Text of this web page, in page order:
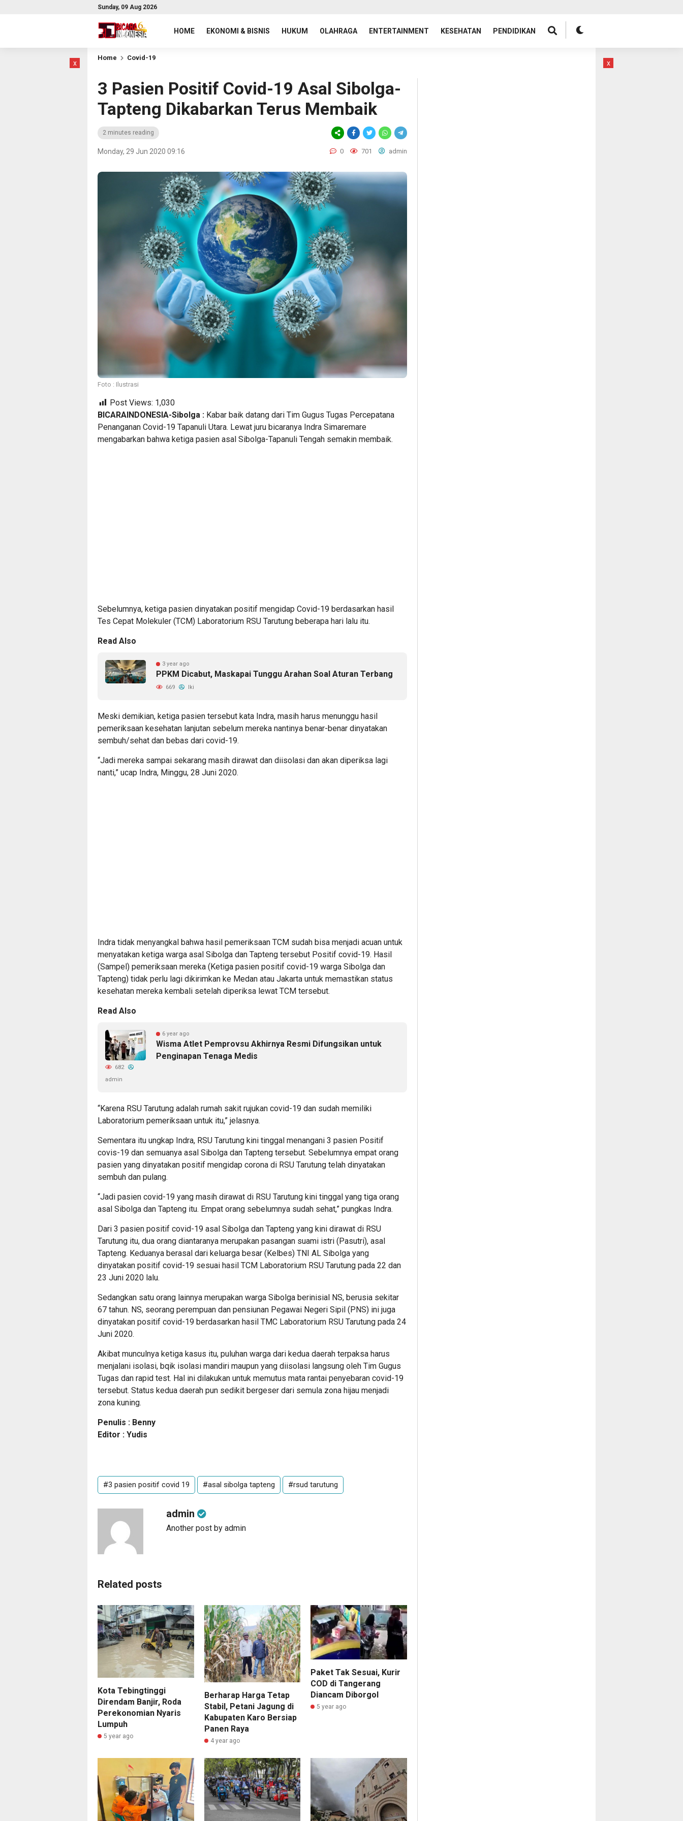
Sunday, 09 Aug 2026
HOME EKONOMI & BISNIS HUKUM OLAHRAGA ENTERTAINMENT KESEHATAN PENDIDIKAN
x
Home Covid-19
3 Pasien Positif Covid-19 Asal Sibolga-
Tapteng Dikabarkan Terus Membaik
2 minutes reading
Monday, 29 Jun 2020 09:16 0 701 admin
Foto : Ilustrasi
Post Views: 1,030
BICARAINDONESIA-Sibolga : Kabar baik datang dari Tim Gugus Tugas Percepatana
Penanganan Covid-19 Tapanuli Utara. Lewat juru bicaranya Indra Simaremare
mengabarkan bahwa ketiga pasien asal Sibolga-Tapanuli Tengah semakin membaik.
Sebelumnya, ketiga pasien dinyatakan positif mengidap Covid-19 berdasarkan hasil
Tes Cepat Molekuler (TCM) Laboratorium RSU Tarutung beberapa hari lalu itu.
Read Also
3 year ago
PPKM Dicabut, Maskapai Tunggu Arahan Soal Aturan Terbang
669 Iki
Meski demikian, ketiga pasien tersebut kata Indra, masih harus menunggu hasil
pemeriksaan kesehatan lanjutan sebelum mereka nantinya benar-benar dinyatakan
sembuh/sehat dan bebas dari covid-19.
“Jadi mereka sampai sekarang masih dirawat dan diisolasi dan akan diperiksa lagi
nanti,” ucap Indra, Minggu, 28 Juni 2020.
Indra tidak menyangkal bahwa hasil pemeriksaan TCM sudah bisa menjadi acuan untuk
menyatakan ketiga warga asal Sibolga dan Tapteng tersebut Positif covid-19. Hasil
(Sampel) pemeriksaan mereka (Ketiga pasien positif covid-19 warga Sibolga dan
Tapteng) tidak perlu lagi dikirimkan ke Medan atau Jakarta untuk memastikan status
kesehatan mereka kembali setelah diperiksa lewat TCM tersebut.
Read Also
6 year ago
Wisma Atlet Pemprovsu Akhirnya Resmi Difungsikan untuk
Penginapan Tenaga Medis
682
admin
“Karena RSU Tarutung adalah rumah sakit rujukan covid-19 dan sudah memiliki
Laboratorium pemeriksaan untuk itu,” jelasnya.
Sementara itu ungkap Indra, RSU Tarutung kini tinggal menangani 3 pasien Positif
covis-19 dan semuanya asal Sibolga dan Tapteng tersebut. Sebelumnya empat orang
pasien yang dinyatakan positif mengidap corona di RSU Tarutung telah dinyatakan
sembuh dan pulang.
“Jadi pasien covid-19 yang masih dirawat di RSU Tarutung kini tinggal yang tiga orang
asal Sibolga dan Tapteng itu. Empat orang sebelumnya sudah sehat,” pungkas Indra.
Dari 3 pasien positif covid-19 asal Sibolga dan Tapteng yang kini dirawat di RSU
Tarutung itu, dua orang diantaranya merupakan pasangan suami istri (Pasutri), asal
Tapteng. Keduanya berasal dari keluarga besar (Kelbes) TNI AL Sibolga yang
dinyatakan positif covid-19 sesuai hasil TCM Laboratorium RSU Tarutung pada 22 dan
23 Juni 2020 lalu.
Sedangkan satu orang lainnya merupakan warga Sibolga berinisial NS, berusia sekitar
67 tahun. NS, seorang perempuan dan pensiunan Pegawai Negeri Sipil (PNS) ini juga
dinyatakan positif covid-19 berdasarkan hasil TMC Laboratorium RSU Tarutung pada 24
Juni 2020.
Akibat munculnya ketiga kasus itu, puluhan warga dari kedua daerah terpaksa harus
menjalani isolasi, bqik isolasi mandiri maupun yang diisolasi langsung oleh Tim Gugus
Tugas dan rapid test. Hal ini dilakukan untuk memutus mata rantai penyebaran covid-19
tersebut. Status kedua daerah pun sedikit bergeser dari semula zona hijau menjadi
zona kuning.
Penulis : Benny
Editor : Yudis
#3 pasien positif covid 19 #asal sibolga tapteng #rsud tarutung
admin
Another post by admin
Related posts
Kota Tebingtinggi
Direndam Banjir, Roda
Perekonomian Nyaris
Lumpuh
5 year ago
Berharap Harga Tetap
Stabil, Petani Jagung di
Kabupaten Karo Bersiap
Panen Raya
4 year ago
Paket Tak Sesuai, Kurir
COD di Tangerang
Diancam Diborgol
5 year ago
x